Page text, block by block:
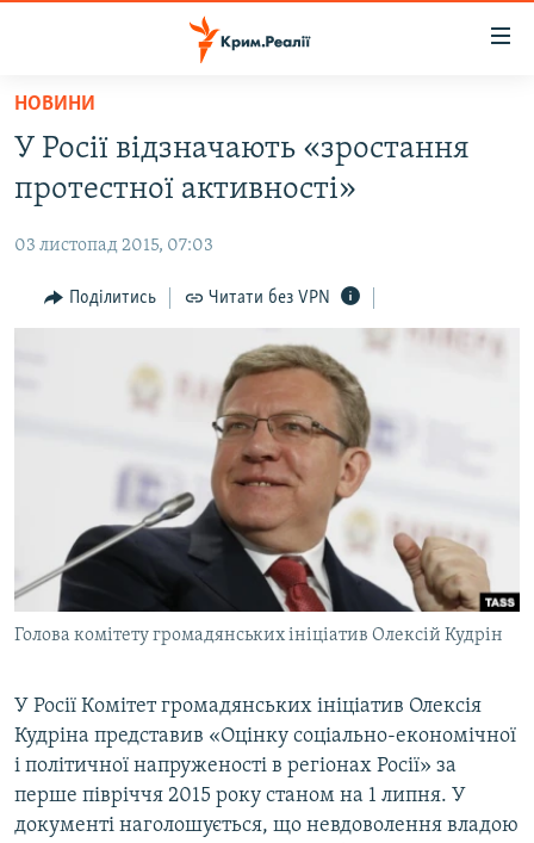
Перейти
основного
матеріалу
Перейти
до
навігації
Перейти
ВІДЕО ТА ФОТО
ПОЛІТИКА
БЛОГИ
СПЕЦПРОЕКТИ
ДЕПОРТАЦІЯ
ВІДЕОУРОКИ «ELIFBE»
СВІДЧЕННЯ ОКУПАЦІЇ
УКРАЇНСЬКА ПРОБЛЕМА КРИМУ
ЯК ОБІЙТИ БЛОКУВАННЯ
Русский
Qırımtatar
Усі сайти RFE/RL
НОВИНИ
У Росії відзначають «зростання
протестної активності»
03 листопад 2015, 07:03
Поділитись Читати без VPN
Голова комітету громадянських ініціатив Олексій Кудрін
У Росії Комітет громадянських ініціатив Олексія
Кудріна представив «Оцінку соціально-економічної
і політичної напруженості в регіонах Росії» за
перше півріччя 2015 року станом на 1 липня. У
документі наголошується, що невдоволення владою